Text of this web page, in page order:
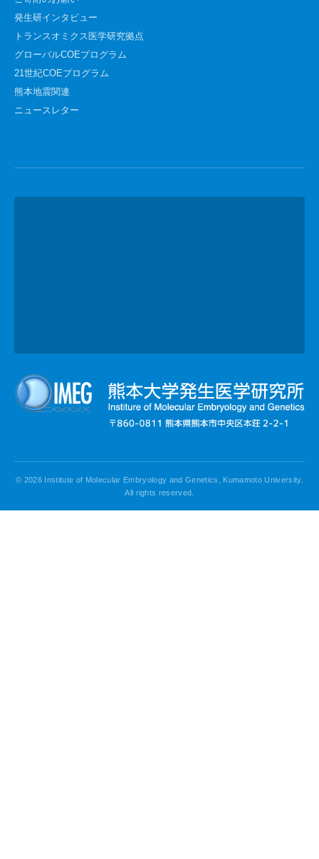
発生研インタビュー
トランスオミクス医学研究拠点
グローバルCOEプログラム
21世紀COEプログラム
熊本地震関連
ニュースレター
© 2026 Institute of Molecular Embryology and Genetics, Kumamoto University.
All rights reserved.